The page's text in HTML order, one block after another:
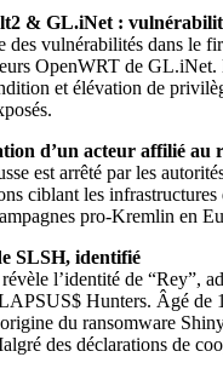
& GL.iNet :
des vulnérabilités dans le
OpenWRT de GL.iNet.
et élévation de
d’un acteur affilié au
est arrêté par les
ciblant les infrastructures
pro-Kremlin en
SLSH, identifié
l’identité de “Rey”,
Hunters. Âgé de
du ransomware
des déclarations de